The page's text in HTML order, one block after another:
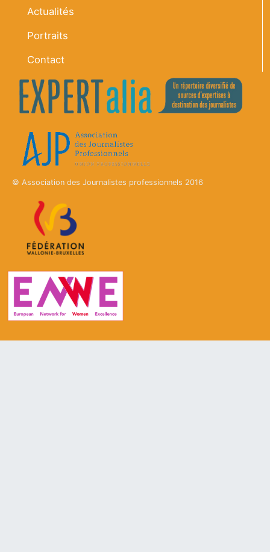
Actualités
Portraits
Contact
© Association des Journalistes professionnels 2016